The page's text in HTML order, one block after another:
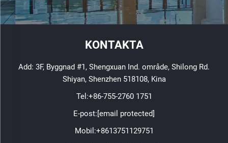
KONTAKTA
Add: 3F, Byggnad #1, Shengxuan Ind. område, Shilong Rd.
Shiyan, Shenzhen 518108, Kina
Tel:+86-755-2760 1751
E-post: [email protected]
Mobil:+8613751129751